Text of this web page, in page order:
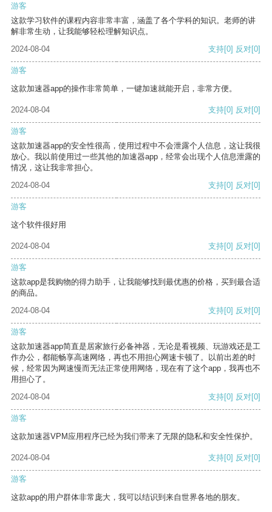
游客
这款学习软件的课程内容非常丰富，涵盖了各个学科的知识。老师的讲
解非常生动，让我能够轻松理解知识点。
2024-08-04
支持[0] 反对[0]
游客
这款加速器app的操作非常简单，一键加速就能开启，非常方便。
2024-08-04 支持[0] 反对[0]
游客
这款加速器app的安全性很高，使用过程中不会泄露个人信息，这让我很
放心。我以前使用过一些其他的加速器app，经常会出现个人信息泄露的
情况，这让我非常担心。
2024-08-04
支持[0] 反对[0]
游客
这个软件很好用
2024-08-04 支持[0] 反对[0]
游客
这款app是我购物的得力助手，让我能够找到最优惠的价格，买到最合适
的商品。
2024-08-04
支持[0] 反对[0]
游客
这款加速器app简直是居家旅行必备神器，无论是看视频、玩游戏还是工
作办公，都能畅享高速网络，再也不用担心网速卡顿了。以前出差的时
候，经常因为网速慢而无法正常使用网络，现在有了这个app，我再也不
用担心了。
2024-08-04
支持[0] 反对[0]
游客
这款加速器VPM应用程序已经为我们带来了无限的隐私和安全性保护。
2024-08-04 支持[0] 反对[0]
游客
这款app的用户群体非常庞大，我可以结识到来自世界各地的朋友。